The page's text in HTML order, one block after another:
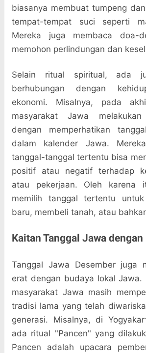
biasanya membuat tumpeng
tempat-tempat suci seperti
Mereka juga membaca doa-
memohon perlindungan dan
Selain ritual spiritual, ada
berhubungan dengan
ekonomi. Misalnya, pada
masyarakat Jawa
dengan memperhatikan
dalam kalender Jawa.
tanggal-tanggal tertentu bisa
positif atau negatif terhadap
atau pekerjaan. Oleh karena
memilih tanggal tertentu
baru, membeli tanah, atau
Kaitan Tanggal Jawa dengan
Tanggal Jawa Desember juga
erat dengan budaya lokal Jawa.
masyarakat Jawa masih
tradisi lama yang telah
generasi. Misalnya, di
ada ritual "Pancen" yang
Pancen adalah upacara